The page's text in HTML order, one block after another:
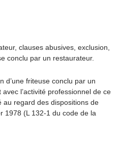
clauses abusives, exclusion,
conclu par un restaurateur.
d’une friteuse conclu par un
l’activité professionnel de ce
regard des dispositions de
1978 (L 132-1 du code de la